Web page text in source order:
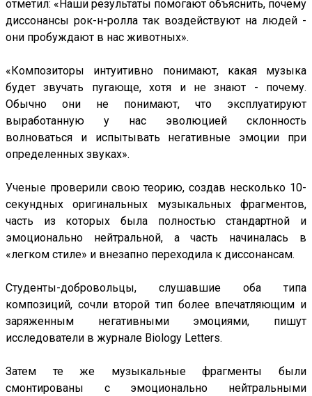
отметил: «Наши результаты помогают объяснить, почему
диссонансы рок-н-ролла так воздействуют на людей -
они пробуждают в нас животных».
«Композиторы интуитивно понимают, какая музыка
будет звучать пугающе, хотя и не знают - почему.
Обычно они не понимают, что эксплуатируют
выработанную у нас эволюцией склонность
волноваться и испытывать негативные эмоции при
определенных звуках».
Ученые проверили свою теорию, создав несколько 10-
секундных оригинальных музыкальных фрагментов,
часть из которых была полностью стандартной и
эмоционально нейтральной, а часть начиналась в
«легком стиле» и внезапно переходила к диссонансам.
Студенты-добровольцы, слушавшие оба типа
композиций, сочли второй тип более впечатляющим и
заряженным негативными эмоциями, пишут
исследователи в журнале Biology Letters.
Затем те же музыкальные фрагменты были
смонтированы с эмоционально нейтральными